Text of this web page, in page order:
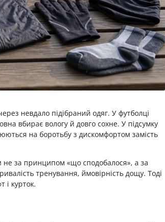
невдало підібраний одяг. У футболці
вбирає вологу й довго сохне. У підсумку
на боротьбу з дискомфортом замість
не за принципом «що сподобалося», а за
тренування, ймовірність дощу. Тоді
і курток.